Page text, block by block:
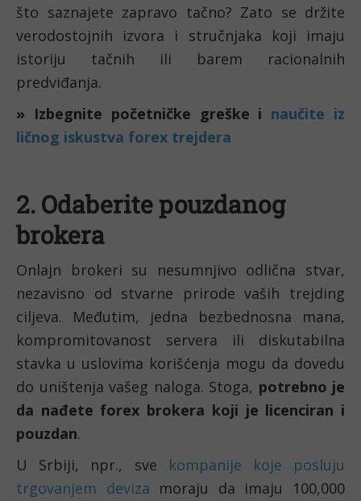
što saznajete zapravo tačno? Zato se držite
verodostojnih izvora i stručnjaka koji imaju
istoriju tačnih ili barem racionalnih
predviđanja.
» Izbegnite početničke greške i naučite iz
ličnog iskustva forex trejdera
2. Odaberite pouzdanog
brokera
Onlajn brokeri su nesumnjivo odlična stvar,
nezavisno od stvarne prirode vaših trejding
ciljeva. Međutim, jedna bezbednosna mana,
kompromitovanost servera ili diskutabilna
stavka u uslovima korišćenja mogu da dovedu
do uništenja vašeg naloga. Stoga, potrebno je
da nađete forex brokera koji je licenciran i
pouzdan.
U Srbiji, npr., sve kompanije koje posluju
trgovanjem deviza moraju da imaju 100,000